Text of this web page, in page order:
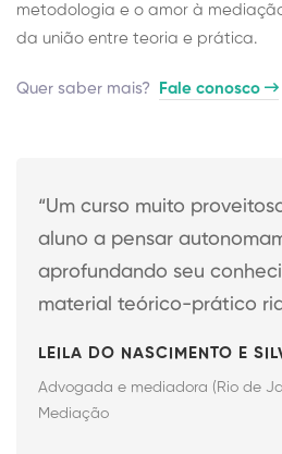
metodologia e o amor à
da união entre teoria e prática.
Quer saber mais? ​ Fale conosco
“Um curso muito
aluno a pensar
aprofundando seu
material teórico-prático
LEILA DO NASCIMENTO E
Advogada e mediadora (Rio de
Mediação